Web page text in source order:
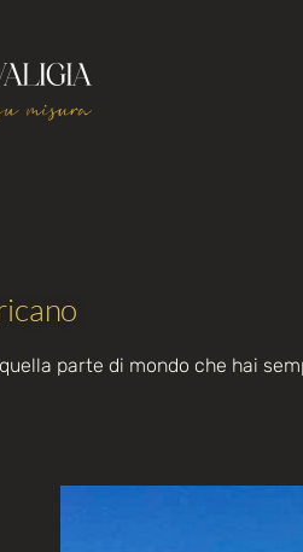
parte di mondo che hai